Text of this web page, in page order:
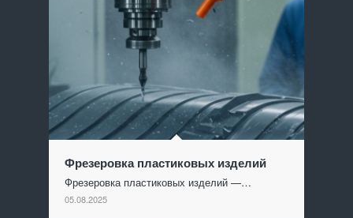
Фрезеровка пластиковых изделий
Фрезеровка пластиковых изделий —…
05.08.2025